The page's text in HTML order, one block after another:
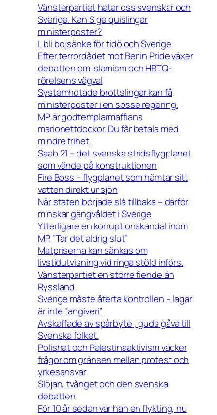
Vänsterpartiet hatar oss svenskar och
Sverige. Kan S ge quislingar
ministerposter?
L bli bojsänke för tidö och Sverige
Efter terrordådet mot Berlin Pride växer
debatten om islamism och HBTQ-
rörelsens vägval
Systemhotade brottslingar kan få
ministerposter i en sosse regering.
MP är godtemplarmaffians
marionettdockor. Du får betala med
mindre frihet.
Saab 21 – det svenska stridsflygplanet
som vände på konstruktionen
Fire Boss – flygplanet som hämtar sitt
vatten direkt ur sjön
När staten började slå tillbaka – därför
minskar gängvåldet i Sverige
Ytterligare en korruptionskandal inom
MP. ”Tar det aldrig slut”
Matpriserna kan sänkas om
livstidutvisning vid ringa stöld införs.
Vänsterpartiet en större fiende än
Ryssland
Sverige måste återta kontrollen – lagar
är inte ”angiveri”
Avskaffade av spårbyte , guds gåva till
Svenska folket.
Polishat och Palestinaaktivism väcker
frågor om gränsen mellan protest och
yrkesansvar
Slöjan, tvånget och den svenska
debatten
För 10 år sedan var han en flykting, nu